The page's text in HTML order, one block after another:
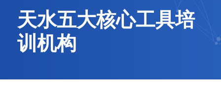
天水五大核心工具培
训机构